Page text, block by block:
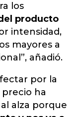
los
producto
intensidad,
mayores a
añadió.
por la
ha
alza porque